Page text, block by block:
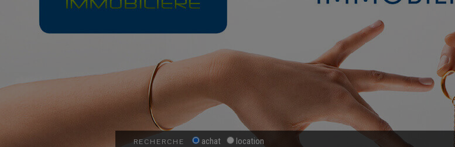
RECHERCHE achat
location